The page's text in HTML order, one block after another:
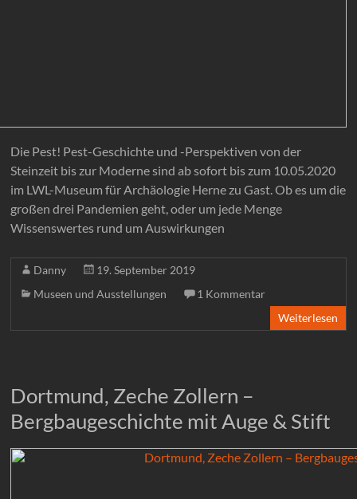
Die Pest! Pest-Geschichte und -Perspektiven von der
Steinzeit bis zur Moderne sind ab sofort bis zum 10.05.2020
im LWL-Museum für Archäologie Herne zu Gast. Ob es um die
großen drei Pandemien geht, oder um jede Menge
Wissenswertes rund um Auswirkungen
Danny
19. September 2019
Museen und Ausstellungen
1 Kommentar
Weiterlesen
Dortmund, Zeche Zollern –
Bergbaugeschichte mit Auge & Stift